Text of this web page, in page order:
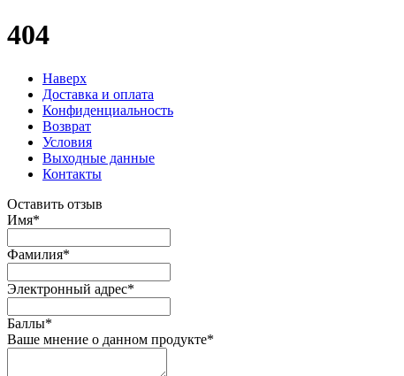
404
Наверх
Доставка и оплата
Конфиденциальность
Возврат
Условия
Выходные данные
Контакты
Оставить отзыв
Имя*
Фамилия*
Электронный адрес*
Баллы*
Ваше мнение о данном продукте*